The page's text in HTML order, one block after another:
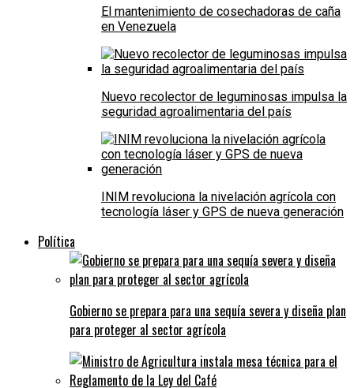
El mantenimiento de cosechadoras de caña
en Venezuela
Nuevo recolector de leguminosas impulsa la
seguridad agroalimentaria del país
INIM revoluciona la nivelación agrícola con
tecnología láser y GPS de nueva generación
Política
Gobierno se prepara para una sequía severa y diseña plan
para proteger al sector agrícola